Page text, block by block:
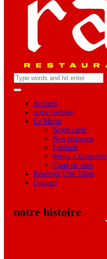
Accueil
notre histoire
Le Menu
Notre carte
Nos boissons
Formule
Menu a Emporter
Carte de vins
Réserver Une Table
Contact
notre histoire